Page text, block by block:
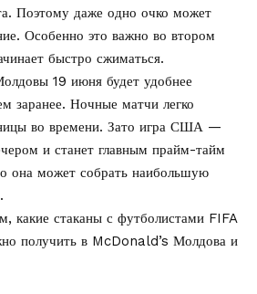
Поэтому даже одно очко может
Особенно это важно во втором
быстро сжиматься.
19 июня будет удобнее
заранее. Ночные матчи легко
во времени. Зато игра США —
и станет главным прайм-тайм
она может собрать наибольшую
какие стаканы с футболистами FIFA
получить в McDonald’s Молдова и